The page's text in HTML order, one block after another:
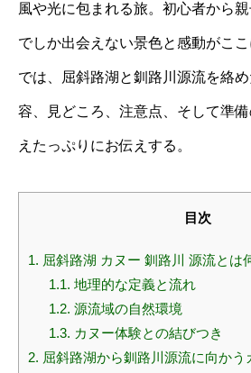
風や光に包まれる旅。初心者から
でしか出会えない景色と感動がこ
では、屈斜路湖と釧路川源流を絡
容、見どころ、注意点、そして準
えたっぷりにお伝えする。
目次
1. 屈斜路湖 カヌー 釧路川 源流とは
1.1. 地理的な定義と流れ
1.2. 源流域の自然環境
1.3. カヌー体験との結びつき
2. 屈斜路湖から釧路川源流に向か